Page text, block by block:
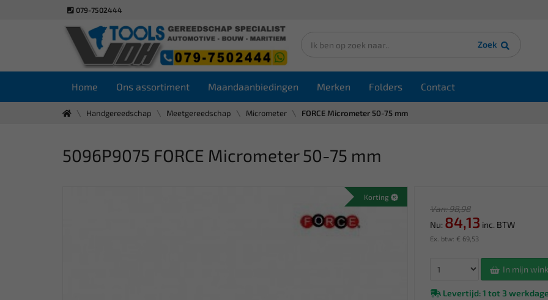
079-7502444
Zoek
Home Ons assortiment Maandaanbiedingen Merken Folders Contact
Handgereedschap Meetgereedschap Micrometer FORCE Micrometer 50-75 mm
5096P9075 FORCE Micrometer 50-75 mm
Korting
Van: 98,98
Nu: 84,13 inc. BTW
Ex. btw: € 69,53
In mijn
Levertijd: 1 tot 3